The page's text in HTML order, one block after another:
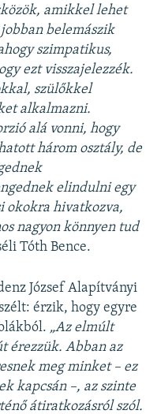
amikkel lehet
belemászik
szimpatikus,
ezt visszajelezzék.
szülőkkel
alkalmazni.
alá vonni, hogy
három osztály, de
elindulni egy
okokra hivatkozva,
nagyon könnyen tud
Tóth Bence.
József Alapítványi
érzik, hogy egyre
„Az elmúlt
érezzük. Abban az
meg minket – ez
kapcsán –, az szinte
átiratkozásról szól.